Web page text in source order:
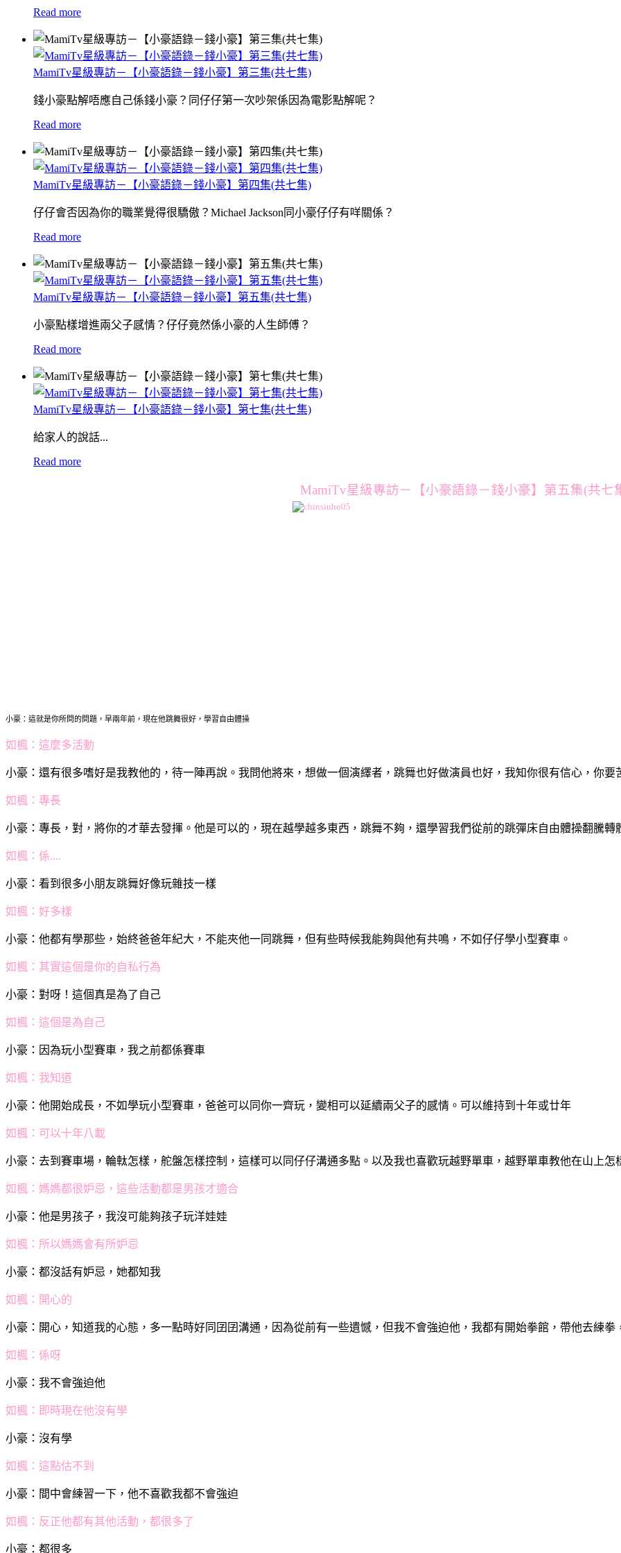
Read more
MamiTv星級專訪－【小豪語錄－錢小豪】第三集(共七集)
錢小豪點解唔應自己係錢小豪？同仔仔第一次吵架係因為電影點解呢？
Read more
MamiTv星級專訪－【小豪語錄－錢小豪】第四集(共七集)
仔仔會否因為你的職業覺得很驕傲？Michael Jackson同小豪仔仔有咩關係？
Read more
MamiTv星級專訪－【小豪語錄－錢小豪】第五集(共七集)
小豪點樣增進兩父子感情？仔仔竟然係小豪的人生師傅？
Read more
MamiTv星級專訪－【小豪語錄－錢小豪】第七集(共七集)
給家人的說話...
Read more
MamiTv星級專訪－【小豪語錄－錢小豪】第五集(共七
小豪： 這就是你所問的問題，早兩年前，現在他跳舞很好，學習自由體操
如楓： 這麼多活動
小豪： 還有很多嗜好是我教他的，待一陣再說。我問他將來，想做一個演繹者，跳舞也好做演員也好，我知你很有信心，你要
如楓： 專長
小豪： 專長，對，將你的才華去發揮。他是可以的，現在越學越多東西，跳舞不夠，還學習我們從前的跳彈床自由體操翻騰轉
如楓： 係....
小豪： 看到很多小朋友跳舞好像玩雜技一樣
如楓： 好多樣
小豪： 他都有學那些，始終爸爸年紀大，不能夾他一同跳舞，但有些時候我能夠與他有共鳴，不如仔仔學小型賽車。
如楓： 其實這個是你的自私行為
小豪： 對呀！這個真是為了自己
如楓： 這個是為自己
小豪： 因為玩小型賽車，我之前都係賽車
如楓： 我知道
小豪： 他開始成長，不如學玩小型賽車，爸爸可以同你一齊玩，變相可以延續兩父子的感情。可以維持到十年或廿年
如楓： 可以十年八載
小豪： 去到賽車場，輪軚怎樣，舵盤怎樣控制，這樣可以同仔仔溝通多點。以及我也喜歡玩越野單車，越野單車教他在山上
如楓： 媽媽都很妒忌，這些活動都是男孩才適合
小豪： 他是男孩子，我沒可能夠孩子玩洋娃娃
如楓： 所以媽媽會有所妒忌
小豪： 都沒話有妒忌，她都知我
如楓： 開心的
小豪： 開心，知道我的心態，多一點時好同囝囝溝通，因為從前有一些遺憾，但我不會強迫他，我都有開始拳館，帶他去練拳
如楓： 係呀
小豪： 我不會強迫他
如楓： 即時現在他沒有學
小豪： 沒有學
如楓： 這點估不到
小豪： 間中會練習一下，他不喜歡我都不會強迫
如楓： 反正他都有其他活動，都很多了
小豪： 都很多